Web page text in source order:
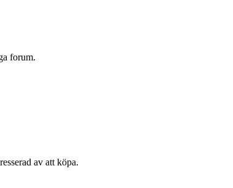
forum.
av att köpa.